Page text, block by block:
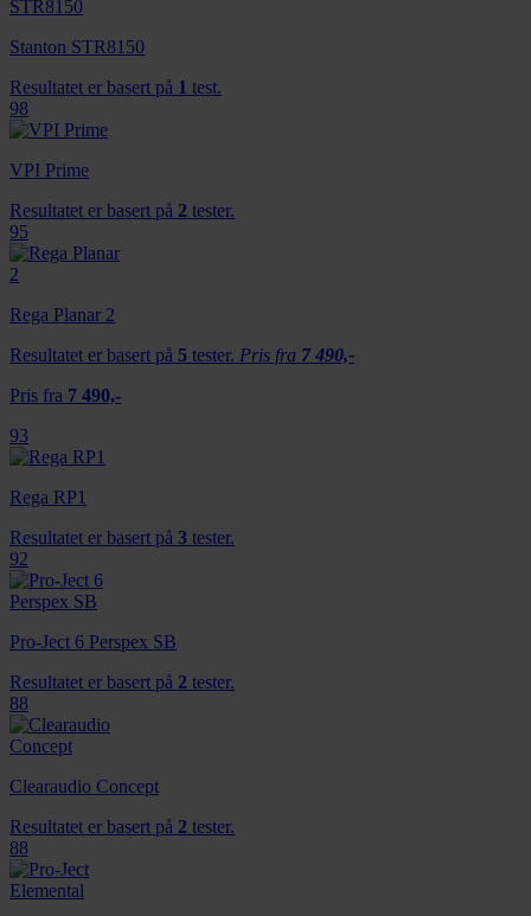
Stanton STR8150
Resultatet er basert på 1 test.
98
VPI Prime
Resultatet er basert på 2 tester.
95
Rega Planar 2
Resultatet er basert på 5 tester. Pris fra 7 490,-
Pris fra 7 490,-
93
Rega RP1
Resultatet er basert på 3 tester.
92
Pro-Ject 6 Perspex SB
Resultatet er basert på 2 tester.
88
Clearaudio Concept
Resultatet er basert på 2 tester.
88